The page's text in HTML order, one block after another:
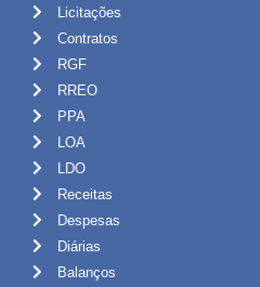
Licitações
Contratos
RGF
RREO
PPA
LOA
LDO
Receitas
Despesas
Diárias
Balanços